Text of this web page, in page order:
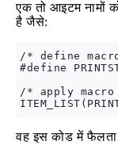
एक तो आइटम नामों
है जैसे:
/* define
#define
/* apply
वह इस कोड में फैलता